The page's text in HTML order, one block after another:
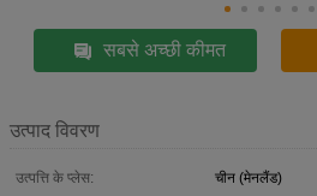
सबसे अच्छी कीमत
उत्पाद विवरण
उत्पत्ति के प्लेस:
चीन (मेनलैंड)